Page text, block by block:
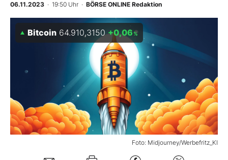
Experten
Mein Konto
Folgen Sie uns
06.11.2023 · 19:50 Uhr · BÖRSE ONLINE Redaktion
Foto: Midjourney/Werbefritz_KI
Bitcoin 64.910,3150 +0,06 %